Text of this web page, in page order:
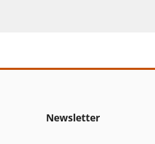
Newsletter